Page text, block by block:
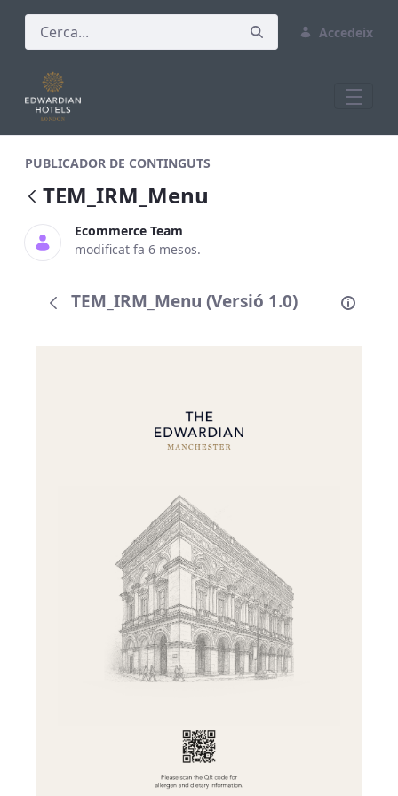
Accedeix
PUBLICADOR DE CONTINGUTS
TEM_IRM_Menu
Ecommerce Team
modificat fa 6 mesos.
TEM_IRM_Menu (Versió 1.0)